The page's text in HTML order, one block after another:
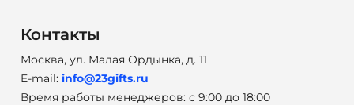
Контакты
Москва, ул. Малая Ордынка, д. 11
E-mail: info@23gifts.ru
Время работы менеджеров: с 9:00 до 18:00